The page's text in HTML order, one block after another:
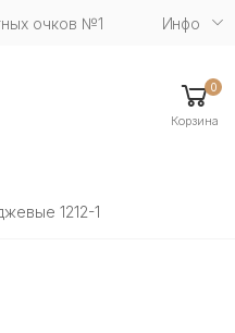
очков №1 Инфо
0
Корзина
1212-1